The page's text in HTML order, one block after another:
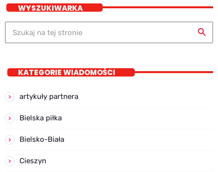
WYSZUKIWARKA
search
KATEGORIE WIADOMOŚCI
artykuły partnera
Bielska piłka
Bielsko-Biała
Cieszyn